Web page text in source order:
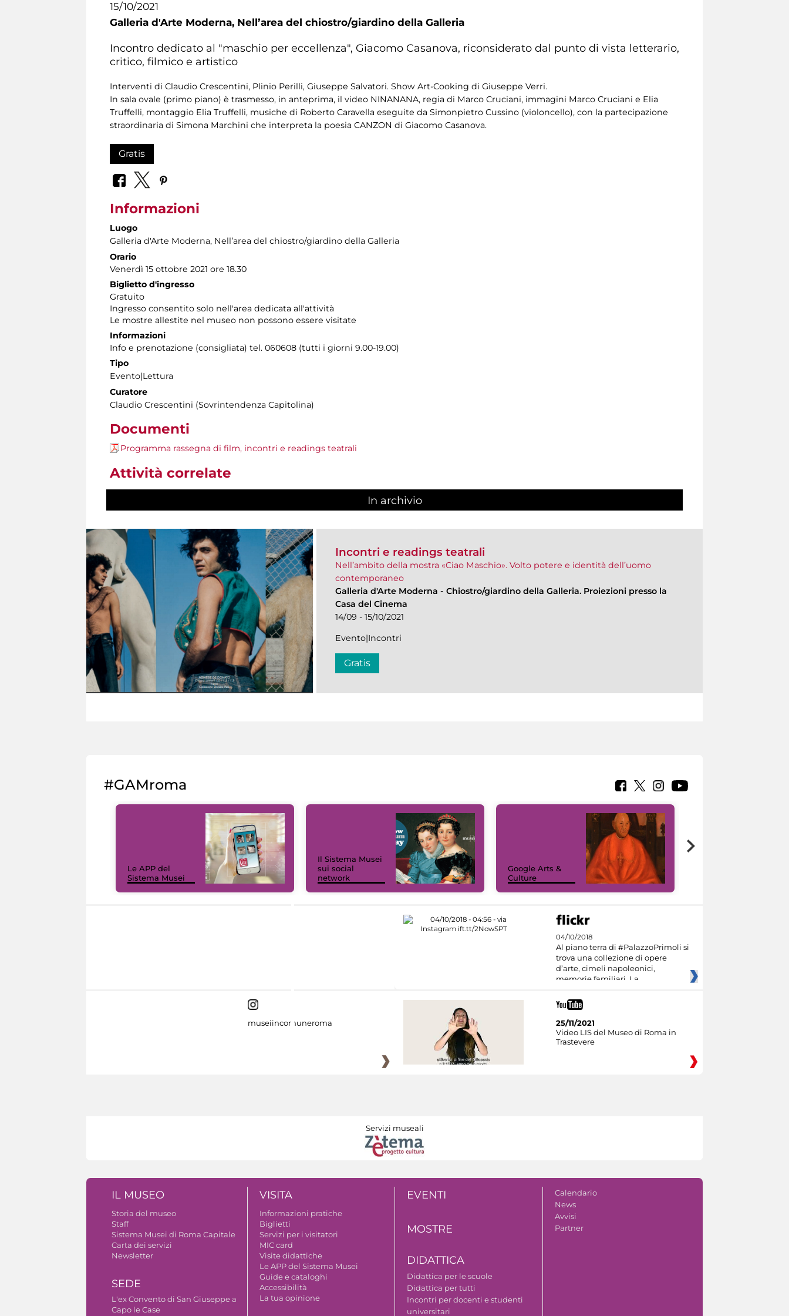
15/10/2021
Galleria d'Arte Moderna, Nellʼarea del chiostro/giardino della Galleria
Incontro dedicato al "maschio per eccellenza", Giacomo Casanova, riconsiderato dal punto di vista letterario,
critico, filmico e artistico
Interventi di Claudio Crescentini, Plinio Perilli, Giuseppe Salvatori. Show Art-Cooking di Giuseppe Verri.
In sala ovale (primo piano) è trasmesso, in anteprima, il video NINANANA, regia di Marco Cruciani, immagini Marco Cruciani e Elia
Truffelli, montaggio Elia Truffelli, musiche di Roberto Caravella eseguite da Simonpietro Cussino (violoncello), con la partecipazione
straordinaria di Simona Marchini che interpreta la poesia CANZON di Giacomo Casanova.
Gratis
Informazioni
Luogo
Galleria d'Arte Moderna, Nellʼarea del chiostro/giardino della Galleria
Orario
Venerdì 15 ottobre 2021 ore 18.30
Biglietto d'ingresso
Gratuito
Ingresso consentito solo nell'area dedicata all'attività
Le mostre allestite nel museo non possono essere visitate
Informazioni
Info e prenotazione (consigliata) tel. 060608 (tutti i giorni 9.00-19.00)
Tipo
Evento|Lettura
Curatore
Claudio Crescentini (Sovrintendenza Capitolina)
Documenti
Programma rassegna di film, incontri e readings teatrali
Attività correlate
In archivio
Incontri e readings teatrali
Nell’ambito della mostra «Ciao Maschio». Volto potere e identità dell’uomo
contemporaneo
Galleria d'Arte Moderna - Chiostro/giardino della Galleria. Proiezioni presso la
Casa del Cinema
14/09 - 15/10/2021
Evento|Incontri
Gratis
#GAMroma
Le APP del
Sistema Musei
Il Sistema Musei
sui social
network
Google Arts &
Culture
04/10/2018
Al piano terra di #PalazzoPrimoli si
trova una collezione di opere
d’arte, cimeli napoleonici,
memorie familiari. La
museiincomuneroma
25/11/2021
Video LIS del Museo di Roma in
Trastevere
Servizi museali
IL MUSEO
Storia del museo
Staff
Sistema Musei di Roma Capitale
Carta dei servizi
Newsletter
SEDE
L'ex Convento di San Giuseppe a
Capo le Case
VISITA
Informazioni pratiche
Biglietti
Servizi per i visitatori
MIC card
Visite didattiche
Le APP del Sistema Musei
Guide e cataloghi
Accessibilità
La tua opinione
EVENTI
MOSTRE
DIDATTICA
Didattica per le scuole
Didattica per tutti
Incontri per docenti e studenti
universitari
Calendario
News
Avvisi
Partner